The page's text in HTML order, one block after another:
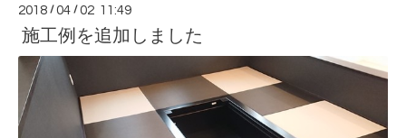
2018 /04 /02 11:49
施工例を追加しました